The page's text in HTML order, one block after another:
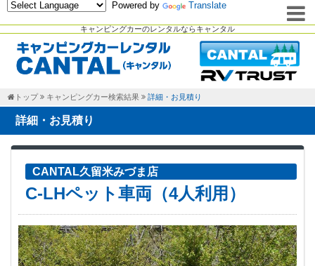
キャンピングカーのレンタルならキャンタル
Powered by Translate
トップ キャンピングカー検索結果 詳細・お見積り
詳細・お見積り
CANTAL久留米みづま店
C-LHペット車両（4人利用）